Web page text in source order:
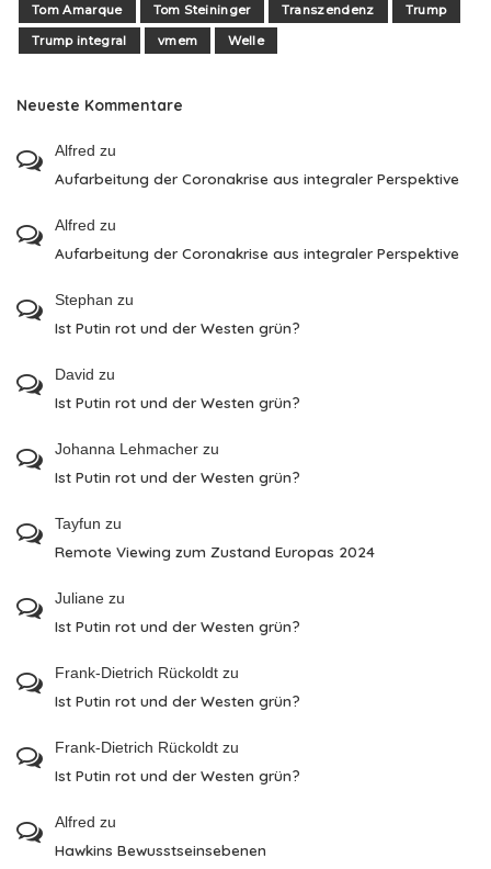
Tom Amarque
Tom Steininger Transzendenz
Trump
Trump integral
vmem Welle
Neueste Kommentare
Alfred zu
Aufarbeitung der Coronakrise aus integraler Perspektive
Alfred zu
Aufarbeitung der Coronakrise aus integraler Perspektive
Stephan zu
Ist Putin rot und der Westen grün?
David zu
Ist Putin rot und der Westen grün?
Johanna Lehmacher zu
Ist Putin rot und der Westen grün?
Tayfun zu
Remote Viewing zum Zustand Europas 2024
Juliane zu
Ist Putin rot und der Westen grün?
Frank-Dietrich Rückoldt zu
Ist Putin rot und der Westen grün?
Frank-Dietrich Rückoldt zu
Ist Putin rot und der Westen grün?
Alfred zu
Hawkins Bewusstseinsebenen